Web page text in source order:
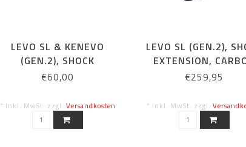
LEVO SL & KENEVO
(GEN.2), SHOCK
EXTENSION ALLOY
€60,00
* Inkl. MwSt. zzgl. Versandkosten
LEVO SL (GEN.2),
EXTENSION,
€259,95
* Inkl. MwSt. zzgl.